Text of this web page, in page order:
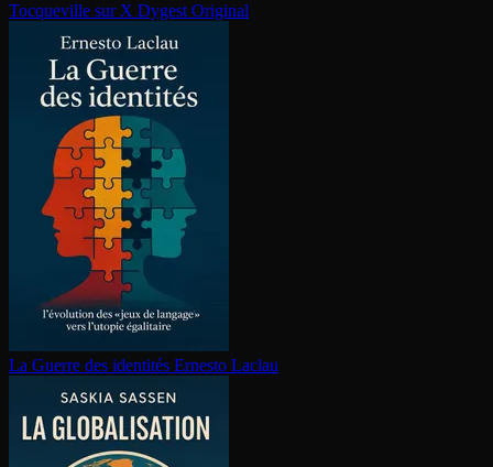
Tocqueville sur X Dygest Original
La Guerre des identités Ernesto Laclau